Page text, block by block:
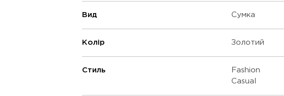
Вид Сумка
Колір Золотий
Стиль
Fashion
Casual